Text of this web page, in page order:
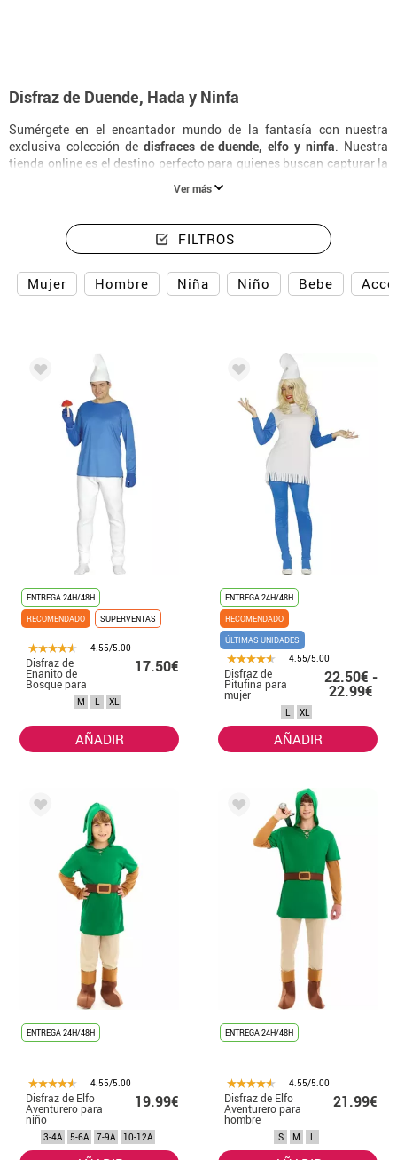
Disfraz de Duende, Hada y Ninfa
Sumérgete en el encantador mundo de la fantasía con nuestra
exclusiva colección de disfraces de duende, elfo y ninfa. Nuestra
tienda online es el destino perfecto para quienes buscan capturar la
disfraz de duende del bosquehasta el elegante atuendo de ninfa,
un reino de ensueño. Si buscas algo verdaderamente especial,
nuestros disfraces de hada ofrecen una mezcla única de encanto y
teatrales o simplemente para disfrutar de un momento mágico.
Ver más
FILTROS
Mujer Hombre Niña Niño Bebe
ENTREGA 24H/48H
RECOMENDADO
SUPERVENTAS
4.55/5.00
Disfraz de
Enanito de
Bosque para
hombre
17.50€
M L XL
AÑADIR
ENTREGA 24H/48H
RECOMENDADO
ÚLTIMAS UNIDADES
4.55/5.00
Disfraz de
Pitufina para
mujer
22.50€ -
22.99€
L XL
AÑADIR
ENTREGA 24H/48H
4.55/5.00
Disfraz de Elfo
Aventurero para
niño
19.99€
3-4A 5-6A 7-9A 10-12A
ENTREGA 24H/48H
4.55/5.00
Disfraz de Elfo
Aventurero para
hombre
21.99€
S M L